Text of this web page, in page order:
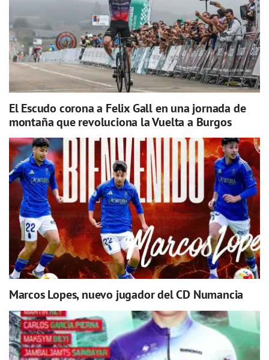
El Escudo corona a Felix Gall en una jornada de
montaña que revoluciona la Vuelta a Burgos
Marcos Lopes, nuevo jugador del CD Numancia